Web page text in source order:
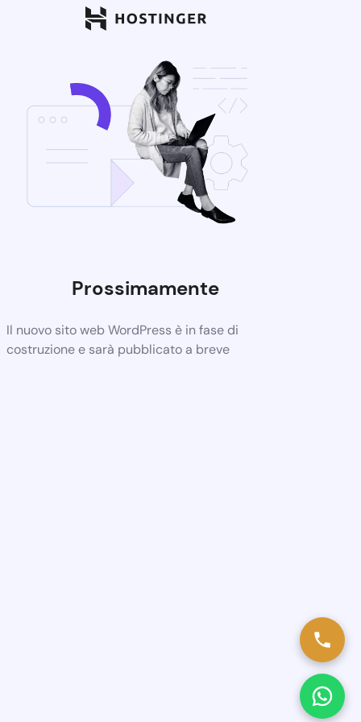
Prossimamente
Il nuovo sito web WordPress è in fase di
costruzione e sarà pubblicato a breve